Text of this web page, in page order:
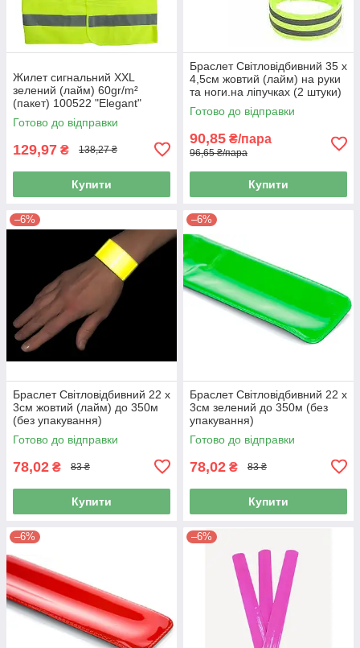
Жилет сигнальний XXL
зелений (лайм) 60gr/m²
(пакет) 100522 "Elegant"
(100шт/ящ)
Готово до відправки
129,97 ₴ 138,27 ₴
Купити
Браслет Світловідбивний 35 х
4,5см жовтий (лайм) на руки
та ноги.на ліпучках (2 штуки)
Готово до відправки
90,85 ₴/пара
96,65 ₴/пара
Купити
–6%
Браслет Світловідбивний 22 х
3см жовтий (лайм) до 350м
(без упакування)
Готово до відправки
78,02 ₴ 83 ₴
Купити
–6%
Браслет Світловідбивний 22 х
3см зелений до 350м (без
упакування)
Готово до відправки
78,02 ₴ 83 ₴
Купити
–6% –6%